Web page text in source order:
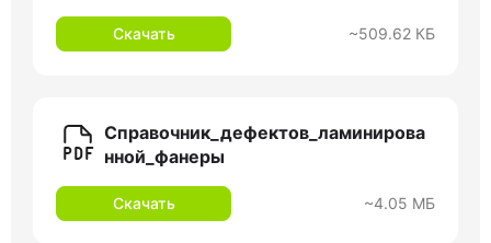
Скачать ~509.62 КБ
Справочник_дефектов_ламинирова
нной_фанеры
Скачать ~4.05 МБ